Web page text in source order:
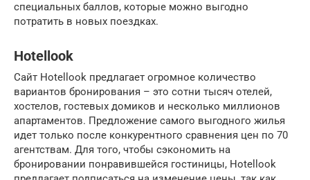
специальных баллов, которые можно выгодно
потратить в новых поездках.
Hotellook
Сайт Hotellook предлагает огромное количество
вариантов бронирования – это сотни тысяч отелей,
хостелов, гостевых домиков и несколько миллионов
апартаментов. Предложение самого выгодного жилья
идет только после конкурентного сравнения цен по 70
агентствам. Для того, чтобы сэкономить на
бронировании понравившейся гостиницы, Hotellook